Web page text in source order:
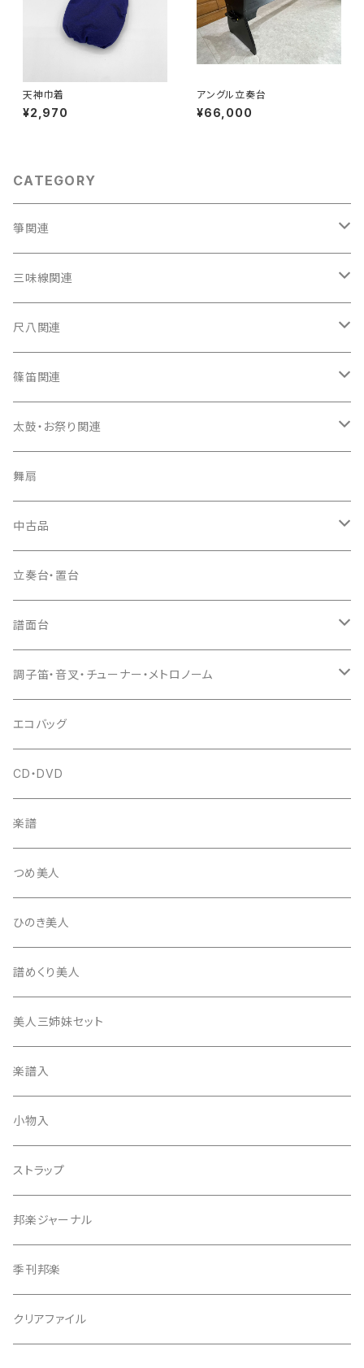
天神巾着
¥2,970
アングル立奏台
¥66,000
CATEGORY
箏関連
箏（本体）
箏カバー
箏袋
口前袋・尾布
爪・爪輪
爪入
爪駒入
猫足入
爪ばさみ
箏柱
柱入
平柱入
三角柱入
琴台
13絃用琴台（低）
13絃用琴台（高）
桐柱箱
消音フェルト
三味線関連
三味線（本体）
三味線ケース
長トランク・三ツ折トランク
ソフトケース
雨用カバー
長袋・三ツ組袋・胴袋
胴掛
根緒
糸
(丸三) 寿糸
はつね糸
駒
地唄駒
長唄駒
糸駒入
爪駒入
撥入
一丁撥入
三角撥入（ファスナー式）
撥
長唄・民謡撥
地唄撥
撥さや
撥滑り止めゴム
ひざゴム・胴ゴム・おひざもと
天神袋
天神巾着
指すり
つぼシール
撥皮・撥皮のり
胴板
尺八関連
尺八（本体）
尺八袋
歌口キャップ
つゆ切り
篠笛関連
篠笛（本体）
お祭り用６穴
お祭り用７穴
篠笛袋
太鼓・お祭り関連
太鼓（本体）
太鼓撥
手拍子（チャンチャン）
当り鉦
シュモク（当り鉦バチ）
舞扇
中古品
箏（本体）
三味線（本体）
立奏台・置台
譜面台
座奏用譜面台
立奏用譜面台
調子笛・音叉・チューナー・メトロノーム
調子笛・音叉
チューナー・メトロノーム
エコバッグ
CD・DVD
楽譜
つめ美人
ひのき美人
譜めくり美人
美人三姉妹セット
楽譜入
小物入
ストラップ
邦楽ジャーナル
季刊邦楽
クリアファイル